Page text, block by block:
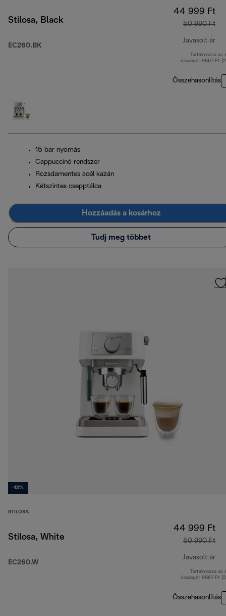
Stilosa, Black
EC260.BK
44 999 Ft
50 990 Ft
Javasolt ár
Tartalmazza az
összegét 9567 Ft
Összehasonlítás
15 bar nyomás
Cappuccinó rendszer
Rozsdamentes acél kazán
Kétszintes csepptálca
Hozzáadás a kosárhoz
Tudj meg többet
-12%
STILOSA
Stilosa, White
EC260.W
44 999 Ft
50 990 Ft
Javasolt ár
Tartalmazza az
összegét 9567 Ft
Összehasonlítás